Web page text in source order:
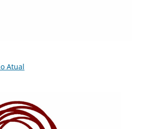
Atual